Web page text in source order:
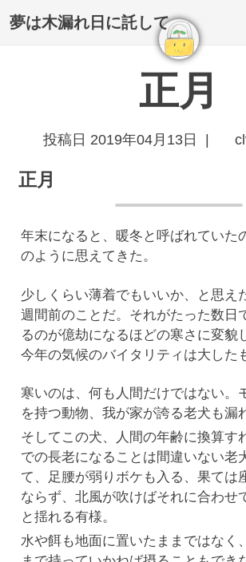
夢は木漏れ日に託して
正月
投稿日 2019年04月13日 |
正月
年末になると、暖冬と呼ばれていた
のように思えてきた。
少しくらい薄着でもいいか、と思え
週間前のことだ。それがたった数日
るのが億劫になるほどの寒さに変貌
今年の気候のバイタリティは大した
寒いのは、何も人間だけではない。
を持つ動物、我が家が誇る老犬も漏
そしてこの犬、人間の年齢に換算す
での長老になることは間違いない老
て、足腰が弱りボケも入る、果ては
ならず、北風が吹けばそれに合わせ
と揺れる有様。
水や餌も地面に置いたままではなく